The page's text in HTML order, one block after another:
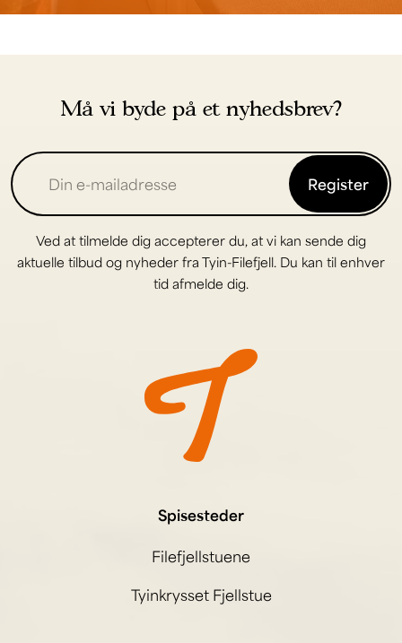
Må vi byde på et nyhedsbrev?
Register
Ved at tilmelde dig accepterer du, at vi kan sende dig
aktuelle tilbud og nyheder fra Tyin-Filefjell. Du kan til enhver
tid afmelde dig.
Spisesteder
Filefjellstuene
Tyinkrysset Fjellstue